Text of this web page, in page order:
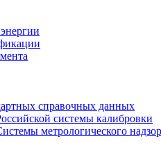
справочных данных
системы калибровки
метрологического